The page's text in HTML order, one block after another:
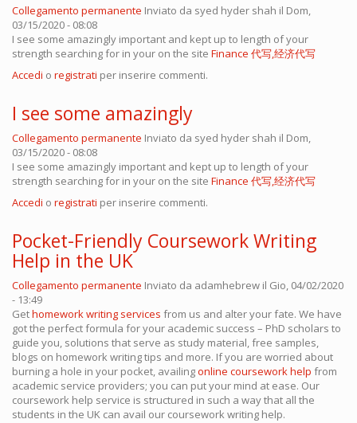
Collegamento permanente Inviato da syed hyder shah il Dom,
03/15/2020 - 08:08
I see some amazingly important and kept up to length of your
strength searching for in your on the site Finance 代写,经济代写
Accedi o registrati per inserire commenti.
I see some amazingly
Collegamento permanente Inviato da syed hyder shah il Dom,
03/15/2020 - 08:08
I see some amazingly important and kept up to length of your
strength searching for in your on the site Finance 代写,经济代写
Accedi o registrati per inserire commenti.
Pocket-Friendly Coursework Writing
Help in the UK
Collegamento permanente Inviato da adamhebrew il Gio, 04/02/2020
- 13:49
Gethomework writing services from us and alter your fate. We have
got the perfect formula for your academic success – PhD scholars to
guide you, solutions that serve as study material, free samples,
blogs on homework writing tips and more. If you are worried about
burning a hole in your pocket, availingonline coursework help from
academic service providers; you can put your mind at ease. Our
coursework help service is structured in such a way that all the
students in the UK can avail our coursework writing help.